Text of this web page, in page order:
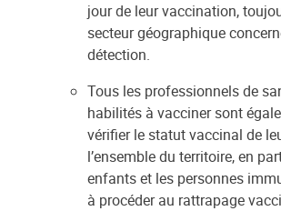
jour de leur vaccination,
secteur géographique
détection.
Tous les professionnels de
habilités à vacciner sont
vérifier le statut vaccinal de
l’ensemble du territoire, en
enfants et les personnes
à procéder au rattrapage